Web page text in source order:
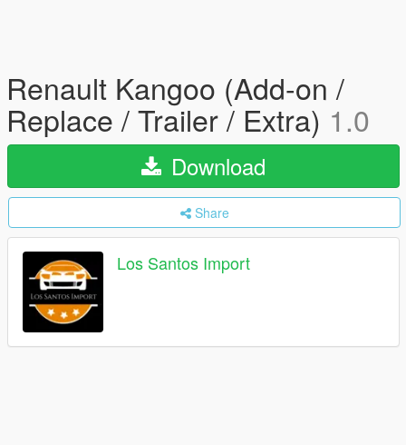
Renault Kangoo (Add-on /
Replace / Trailer / Extra) 1.0
Download
Share
Los Santos Import